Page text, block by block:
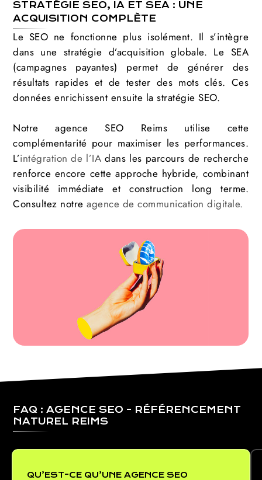
STRATÉGIE SEO, IA ET SEA : UNE
ACQUISITION COMPLÈTE
Le SEO ne fonctionne plus isolément. Il s’intègre
dans une stratégie d’acquisition globale. Le SEA
(campagnes payantes) permet de générer des
résultats rapides et de tester des mots clés. Ces
données enrichissent ensuite la stratégie SEO.
Notre agence SEO Reims utilise cette
complémentarité pour maximiser les performances.
L’intégration de l’IA dans les parcours de recherche
renforce encore cette approche hybride, combinant
visibilité immédiate et construction long terme.
Consultez notreagence de communication digitale.
FAQ : AGENCE SEO - RÉFÉRENCEMENT
NATUREL REIMS
QU’EST-CE QU’UNE AGENCE SEO